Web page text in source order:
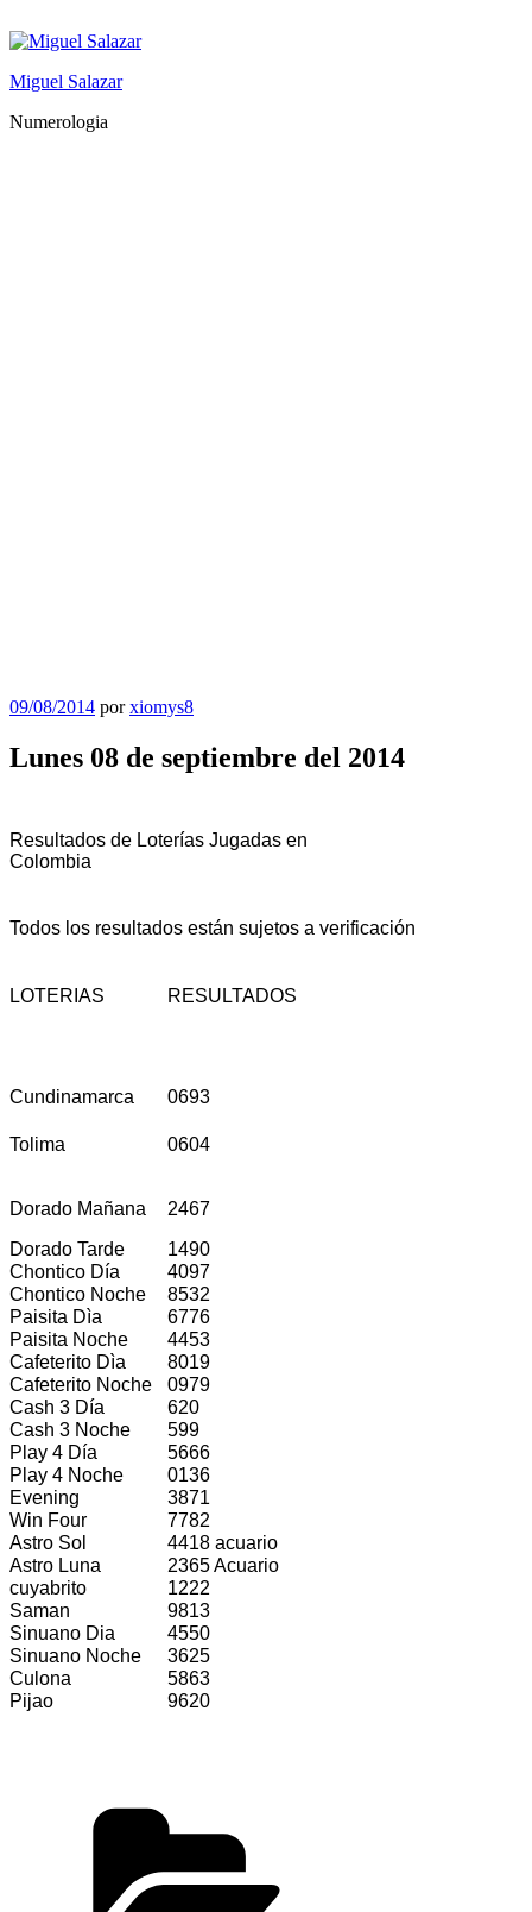
al
Miguel Salazar
Numerologia
Publicado
09/08/2014 porxiomys8
Lunes 08 de septiembre del 2014
Resultados de Loterías Jugadas en
Colombia
Todos los resultados están sujetos a verificación
LOTERIAS RESULTADOS
Cundinamarca 0693
Tolima 0604
Dorado Mañana
2467
Dorado Tarde
1490
Chontico Día
4097
Chontico Noche
8532
Paisita Dìa
6776
Paisita Noche
4453
Cafeterito Dìa
8019
Cafeterito Noche
0979
Cash 3 Día
620
Cash 3 Noche
599
Play 4 Día
5666
Play 4 Noche
0136
Evening
3871
Win Four
7782
Astro Sol
4418 acuario
Astro Luna
2365 Acuario
cuyabrito
1222
Saman
9813
Sinuano Dia
4550
Sinuano Noche
3625
Culona
5863
Pijao
9620